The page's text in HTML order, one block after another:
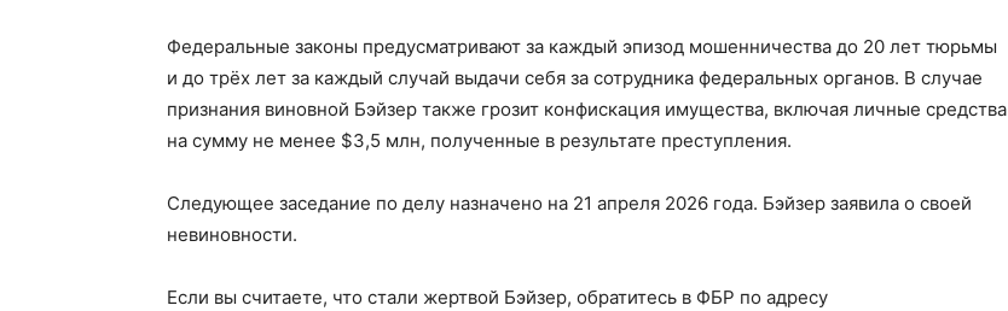
Федеральные законы предусматривают за каждый эпизод мошенничества до 20 лет тюрьмы
и до трёх лет за каждый случай выдачи себя за сотрудника федеральных органов. В случае
признания виновной Бэйзер также грозит конфискация имущества, включая личные средства
на сумму не менее $3,5 млн, полученные в результате преступления.
Следующее заседание по делу назначено на 21 апреля 2026 года. Бэйзер заявила о своей
невиновности.
Если вы считаете, что стали жертвой Бэйзер, обратитесь в ФБР по адресу